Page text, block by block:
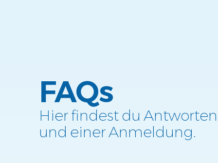
FAQs
Hier findest du
und einer Anmeldung.